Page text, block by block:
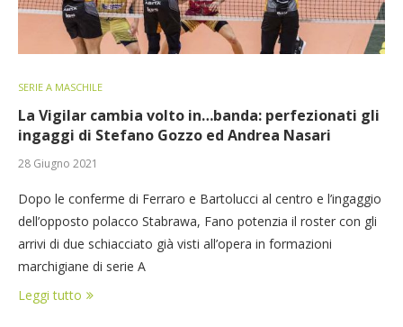
SERIE A MASCHILE
La Vigilar cambia volto in…banda: perfezionati gli
ingaggi di Stefano Gozzo ed Andrea Nasari
28 Giugno 2021
Dopo le conferme di Ferraro e Bartolucci al centro e l’ingaggio
dell’opposto polacco Stabrawa, Fano potenzia il roster con gli
arrivi di due schiacciato già visti all’opera in formazioni
marchigiane di serie A
Leggi tutto